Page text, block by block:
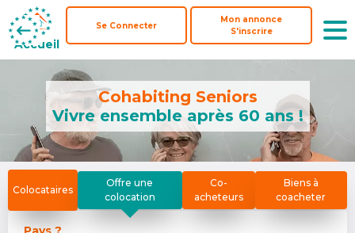
Accueil
Se Connecter
Mon annonce
S'inscrire
Accueil
Se Connecter
Mon annonce
S'inscrire
Cohabiting Seniors
Vivre ensemble après 60 ans !
Colocataires
Offre une
colocation
Co-
acheteurs
Biens à
coacheter